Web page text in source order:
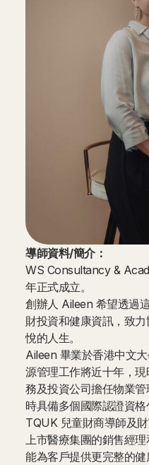
導師資料/簡介：
WS Consultancy &
年正式成立。
創辦人 Aileen 希望透過
財投資和健康資訊，致
悅的人生。
Aileen 畢業於香港中文
源管理工作將近十年，
務及投資公司擔任物業
時具備多個國際認證資
TQUK 兒童財商導師及
上市醫療集團的銷售經理
能為客戶提供更完整的健